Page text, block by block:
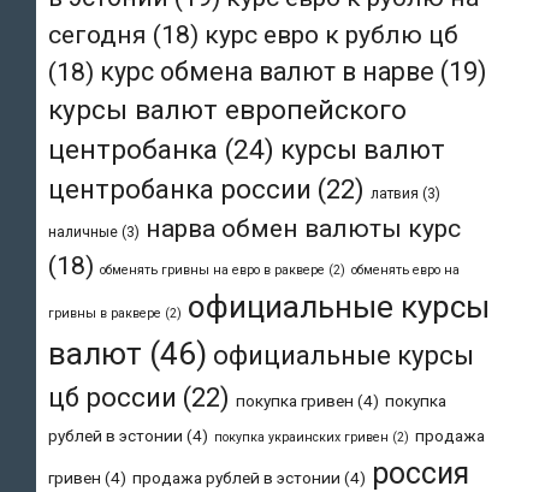
сегодня (18) курс евро к рублю цб
(18) курс обмена валют в нарве (19)
курсы валют европейского
центробанка (24) курсы валют
центробанка россии (22) латвия (3)
наличные (3) нарва обмен валюты курс
(18) обменять гривны на евро в раквере (2) обменять евро на
гривны в раквере (2) официальные курсы
валют (46) официальные курсы
цб россии (22) покупка гривен (4) покупка
рублей в эстонии (4) покупка украинских гривен (2) продажа
гривен (4) продажа рублей в эстонии (4) россия